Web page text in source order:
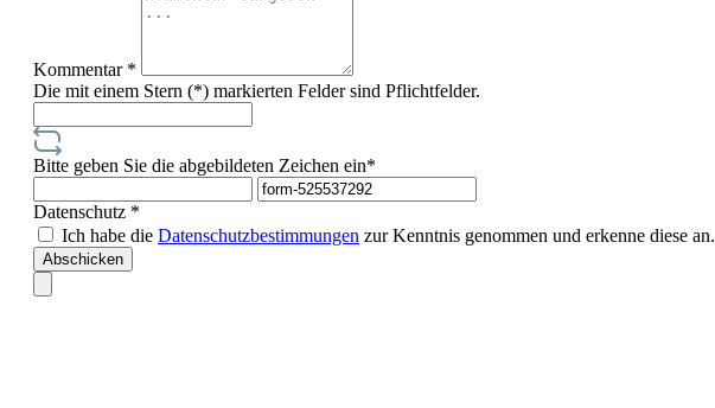
Kommentar *
Die mit einem Stern (*) markierten Felder sind Pflichtfelder.
Bitte geben Sie die abgebildeten Zeichen ein*
Datenschutz *
Ich habe die Datenschutzbestimmungen zur Kenntnis genommen und erkenne diese an.
Abschicken